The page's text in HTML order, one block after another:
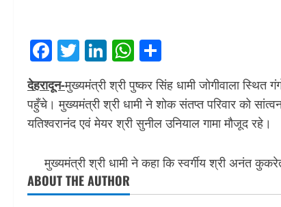
Facebook
Twitter
LinkedIn
WhatsApp
देहरादून-मुख्यमंत्री श्री पुष्कर सिंह धामी जोगीवाला
पहुँचे। मुख्यमंत्री श्री धामी ने शोक संतप्त परिवार को
यतिश्वरानंद एवं मेयर श्री सुनील उनियाल गामा मौजूद रहे।
मुख्यमंत्री श्री धामी ने कहा कि स्वर्गीय श्री अनंत
ABOUT THE AUTHOR